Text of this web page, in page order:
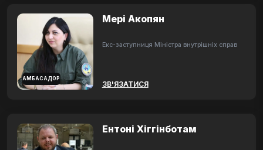
АМБАСАДОР
Мері Акопян
Екс-заступниця Міністра внутрішніх справ
ЗВ'ЯЗАТИСЯ
Ентоні Хіггінботам